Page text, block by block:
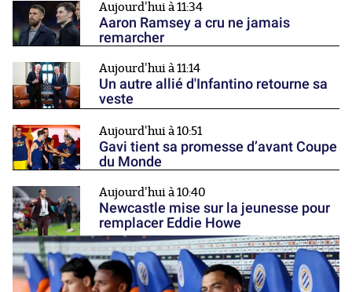
Aujourd'hui à 11:34
Aaron Ramsey a cru ne jamais
remarcher
Aujourd'hui à 11:14
Un autre allié d'Infantino retourne sa
veste
Aujourd'hui à 10:51
Gavi tient sa promesse d’avant Coupe
du Monde
Aujourd'hui à 10:40
Newcastle mise sur la jeunesse pour
remplacer Eddie Howe